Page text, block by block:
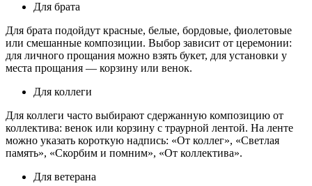
Для брата
Для брата подойдут красные, белые, бордовые, фиолетовые
или смешанные композиции. Выбор зависит от церемонии:
для личного прощания можно взять букет, для установки у
места прощания — корзину или венок.
Для коллеги
Для коллеги часто выбирают сдержанную композицию от
коллектива: венок или корзину с траурной лентой. На ленте
можно указать короткую надпись: «От коллег», «Светлая
память», «Скорбим и помним», «От коллектива».
Для ветерана